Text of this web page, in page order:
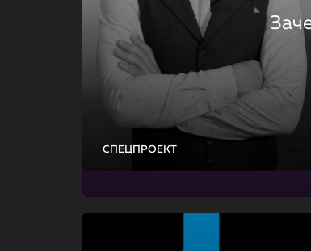
СПЕЦПРОЕКТ